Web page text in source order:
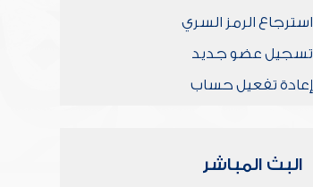
استرجاع الرمز السري
تسجيل عضو جديد
إعادة تفعيل حساب
البث المباشر